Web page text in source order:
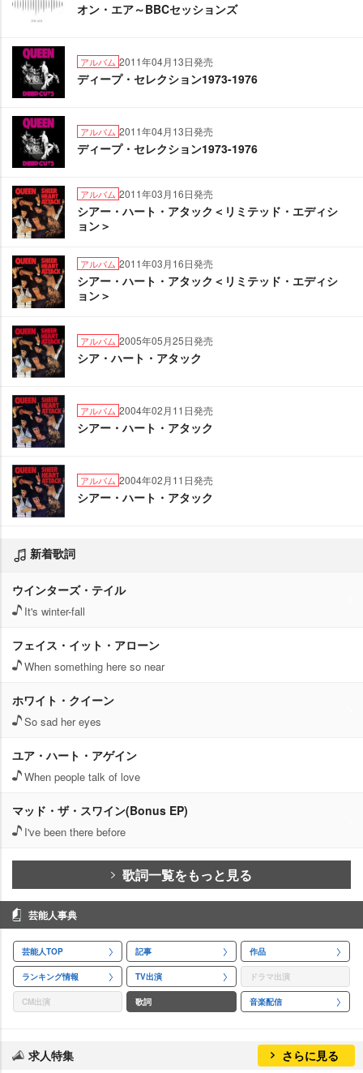
オン・エア～BBCセッションズ
アルバム 2011年04月13日発売
ディープ・セレクション1973-1976
アルバム 2011年04月13日発売
ディープ・セレクション1973-1976
アルバム 2011年03月16日発売
シアー・ハート・アタック＜リミテッド・エディシ
ョン＞
アルバム 2011年03月16日発売
シアー・ハート・アタック＜リミテッド・エディシ
ョン＞
アルバム 2005年05月25日発売
シア・ハート・アタック
アルバム 2004年02月11日発売
シアー・ハート・アタック
アルバム 2004年02月11日発売
シアー・ハート・アタック
新着歌詞
ウインターズ・テイル
It's winter-fall
フェイス・イット・アローン
When something here so near
ホワイト・クイーン
So sad her eyes
ユア・ハート・アゲイン
When people talk of love
マッド・ザ・スワイン(Bonus EP)
I've been there before
歌詞一覧をもっと見る
芸能人事典
芸能人TOP 記事 作品
ランキング情報 TV出演 ドラマ出演
CM出演 歌詞 音楽配信
求人特集 さらに見る